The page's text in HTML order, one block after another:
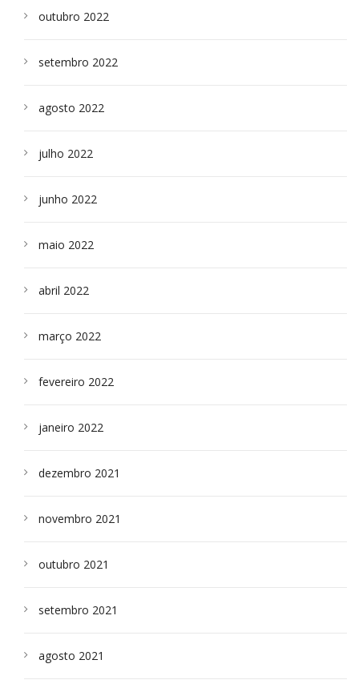
outubro 2022
setembro 2022
agosto 2022
julho 2022
junho 2022
maio 2022
abril 2022
março 2022
fevereiro 2022
janeiro 2022
dezembro 2021
novembro 2021
outubro 2021
setembro 2021
agosto 2021